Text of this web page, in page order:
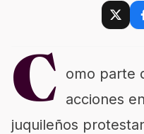
C omo parte
acciones
juquileños